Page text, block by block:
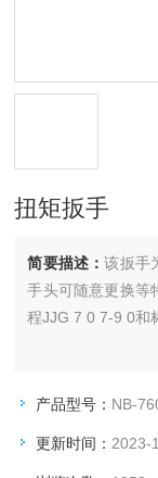
扭矩扳手
简要描述：该扳手
手头可随意更换等
程JJG 7 0 7-9 0和
产品型号： NB-
更新时间： 2023-